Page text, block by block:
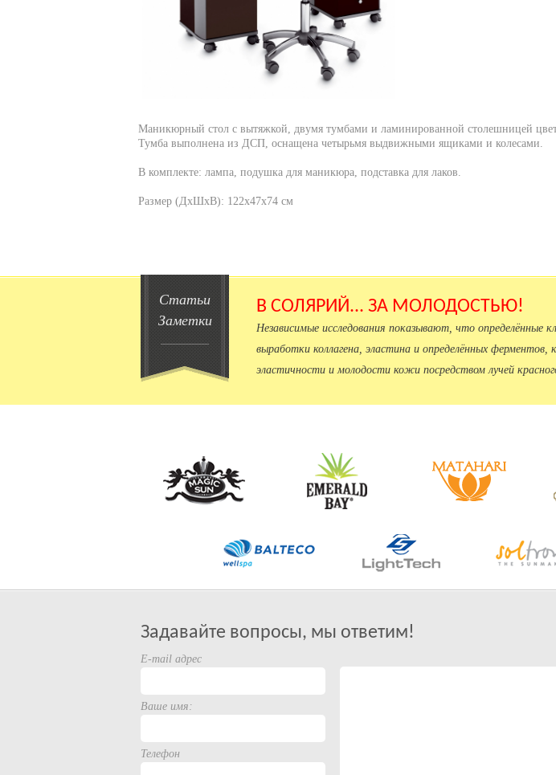
Маникюрный стол с вытяжкой, двумя тумбами и ламинированной столешницей
Тумба выполнена из ДСП, оснащена четырьмя выдвижными ящиками и колесами.
В комплекте: лампа, подушка для маникюра, подставка для лаков.
Размер (ДхШхВ): 122х47х74 см
Статьи
Заметки
В СОЛЯРИЙ... ЗА МОЛОДОСТЬЮ!
Независимые исследования показывают, что
выработки коллагена, эластина и определённых ферментов,
эластичности и молодости кожи посредством лучей
Задавайте вопросы, мы ответим!
E-mail адрес
Ваше имя:
Телефон